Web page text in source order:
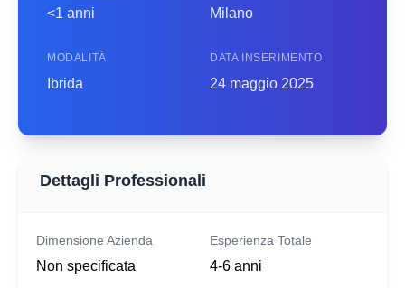
<1 anni Milano
MODALITÀ
Ibrida
DATA INSERIMENTO
24 maggio 2025
Dettagli Professionali
Dimensione Azienda
Non specificata
Esperienza Totale
4-6 anni